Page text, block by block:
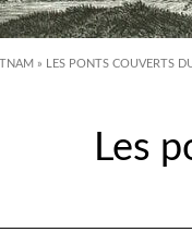
» LES PONTS COUVERTS
Les